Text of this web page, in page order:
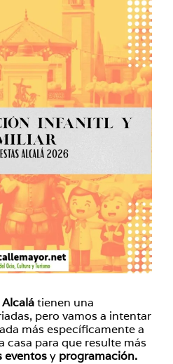
tienen una
pero vamos a intentar
más específicamente a
casa para que resulte más
eventosy programación.